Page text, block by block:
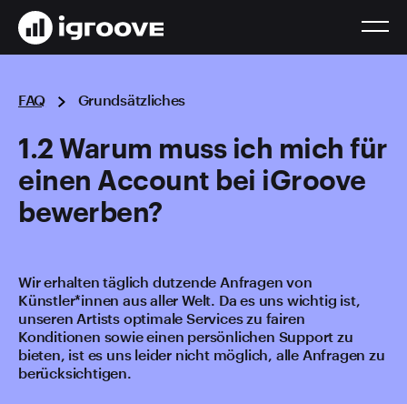
FAQ Grundsätzliches
1.2 Warum muss ich mich für
einen Account bei iGroove
bewerben?
Wir erhalten täglich dutzende Anfragen von
Künstler*innen aus aller Welt. Da es uns wichtig ist,
unseren Artists optimale Services zu fairen
Konditionen sowie einen persönlichen Support zu
bieten, ist es uns leider nicht möglich, alle Anfragen zu
berücksichtigen.